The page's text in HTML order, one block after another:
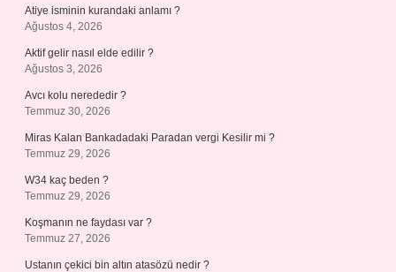
Atiye isminin kurandaki anlamı ?
Ağustos 4, 2026
Aktif gelir nasıl elde edilir ?
Ağustos 3, 2026
Avcı kolu nerededir ?
Temmuz 30, 2026
Miras Kalan Bankadadaki Paradan vergi Kesilir mi ?
Temmuz 29, 2026
W34 kaç beden ?
Temmuz 29, 2026
Koşmanın ne faydası var ?
Temmuz 27, 2026
Ustanın çekici bin altın atasözü nedir ?